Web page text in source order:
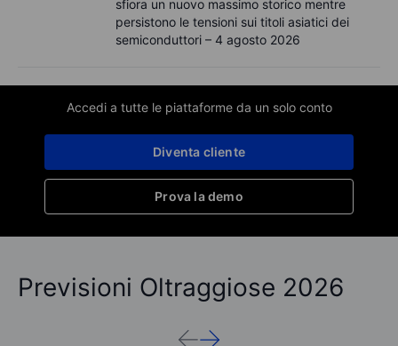
sfiora un nuovo massimo storico mentre
persistono le tensioni sui titoli asiatici dei
semiconduttori – 4 agosto 2026
Accedi a tutte le piattaforme da un solo conto
Prova la demo
Diventa cliente
Previsioni Oltraggiose 2026